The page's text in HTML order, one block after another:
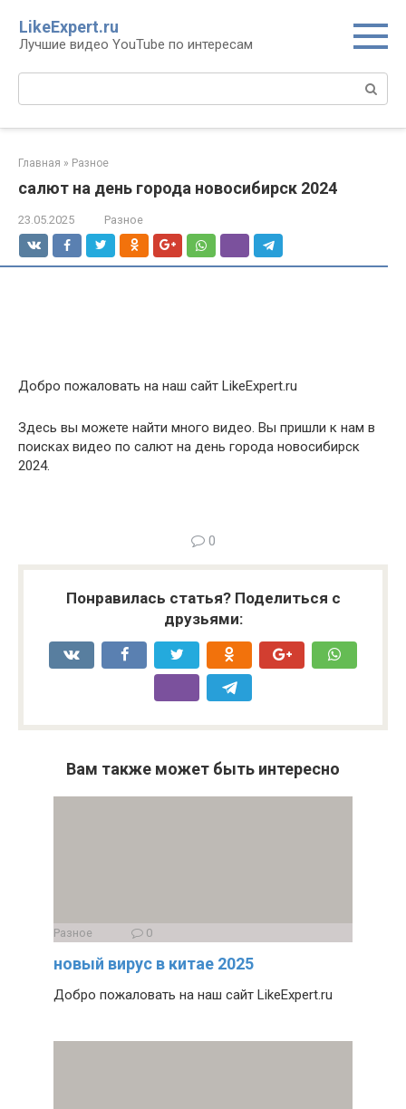
контенту
LikeExpert.ru
Лучшие видео YouTube по интересам
Главная » Разное
салют на день города новосибирск 2024
23.05.2025 Разное
Добро пожаловать на наш сайт LikeExpert.ru
Здесь вы можете найти много видео. Вы пришли к нам в
поисках видео по салют на день города новосибирск
2024.
0
Понравилась статья? Поделиться с
друзьями:
Вам также может быть интересно
Разное 0
новый вирус в китае 2025
Добро пожаловать на наш сайт LikeExpert.ru